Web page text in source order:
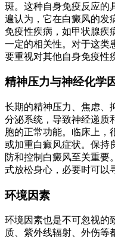
斑。这种自身免疫反应的
遍认为，它在白癜风的发
免疫性疾病，如甲状腺疾
一定的相关性。对于这类
要重视对其他自身免疫性
精神压力与神经化学
长期的精神压力、焦虑、
分泌系统，导致神经递质
胞的正常功能。临床上，
或加重白癜风症状。保持
防和控制白癜风至关重要
式放松身心，必要时可以
环境因素
环境因素也是不可忽视的
质、紫外线辐射、外伤等